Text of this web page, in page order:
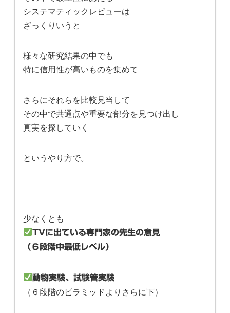
システマティックレビューは
ざっくりいうと
様々な研究結果の中でも
特に信用性が高いものを集めて
さらにそれらを比較見当して
その中で共通点や重要な部分を見つけ出し
真実を探していく
というやり方で。
少なくとも
TVに出ている専門家の先生の意見
（６段階中最低レベル）
動物実験、試験管実験
（６段階のピラミッドよりさらに下）